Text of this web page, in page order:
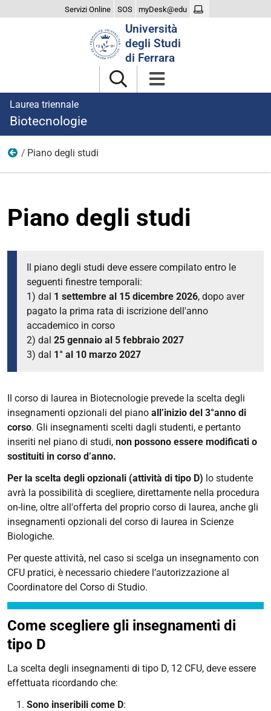
Servizi Online SOS myDesk@edu
Università
degli Studi
di Ferrara
Laurea triennale
Biotecnologie
Didattica
Piano degli studi
Piano degli studi
Il piano degli studi deve essere compilato entro le
seguenti finestre temporali:
1) dal 1 settembre al 15 dicembre 2026, dopo aver
pagato la prima rata di iscrizione dell'anno
accademico in corso
2) dal 25 gennaio al 5 febbraio 2027
3) dal 1° al 10 marzo 2027
Il corso di laurea in Biotecnologie prevede la scelta degli
insegnamenti opzionali del piano all’inizio del 3°anno di
corso. Gli insegnamenti scelti dagli studenti, e pertanto
inseriti nel piano di studi, non possono essere modificati o
sostituiti in corso d’anno.
Per la scelta degli opzionali (attività di tipo D) lo studente
avrà la possibilità di scegliere, direttamente nella procedura
on-line, oltre all'offerta del proprio corso di laurea, anche gli
insegnamenti opzionali del corso di laurea in Scienze
Biologiche.
Per queste attività, nel caso si scelga un insegnamento con
CFU pratici, è necessario chiedere l’autorizzazione al
Coordinatore del Corso di Studio.
Come scegliere gli insegnamenti di
tipo D
La scelta degli insegnamenti di tipo D, 12 CFU, deve essere
effettuata ricordando che:
Sono inseribili come D: